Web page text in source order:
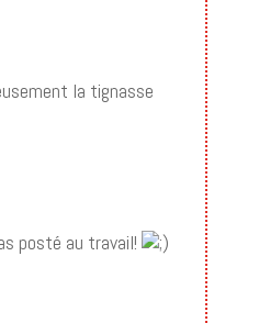
la tignasse
posté au travail!